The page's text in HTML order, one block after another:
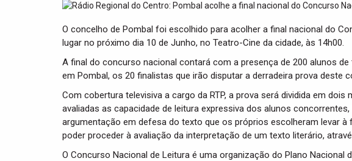
O concelho de Pombal foi escolhido para acolher a final nacional do
lugar no próximo dia 10 de Junho, no Teatro-Cine da cidade, às 14h00.
A final do concurso nacional contará com a presença de 200 alunos
em Pombal, os 20 finalistas que irão disputar a derradeira prova deste
Com cobertura televisiva a cargo da RTP, a prova será dividida em
avaliadas as capacidade de leitura expressiva dos alunos
argumentação em defesa do texto que os próprios escolheram levar à
poder proceder à avaliação da interpretação de um texto literário,
O Concurso Nacional de Leitura é uma organização do Plano Nacional